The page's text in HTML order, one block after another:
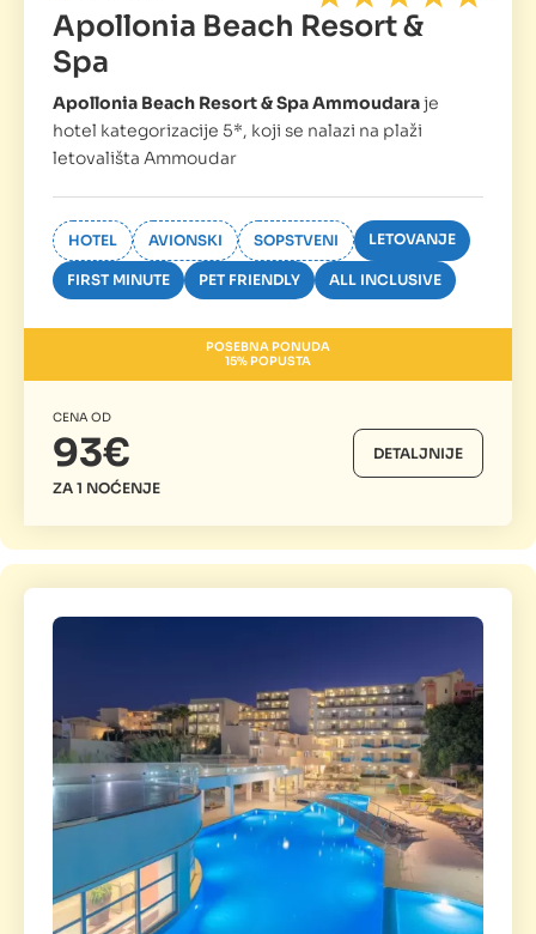
Apollonia Beach Resort &
Spa
Apollonia Beach Resort & Spa Ammoudaraje
hotel kategorizacije 5*, koji se nalazi na plaži
letovališta Ammoudar
HOTEL AVIONSKI SOPSTVENI LETOVANJE
FIRST MINUTE PET FRIENDLY ALL INCLUSIVE
POSEBNA PONUDA
15% POPUSTA
CENA OD
93€
ZA 1 NOĆENJE
DETALJNIJE